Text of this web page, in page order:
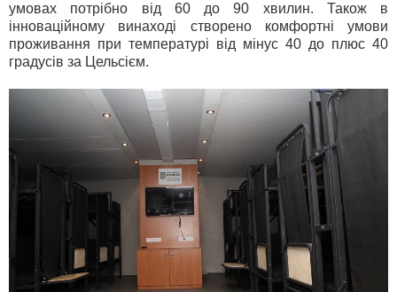
умовах потрібно від 60 до 90 хвилин. Також в
інноваційному винаході створено комфортні умови
проживання при температурі від мінус 40 до плюс 40
градусів за Цельсієм.